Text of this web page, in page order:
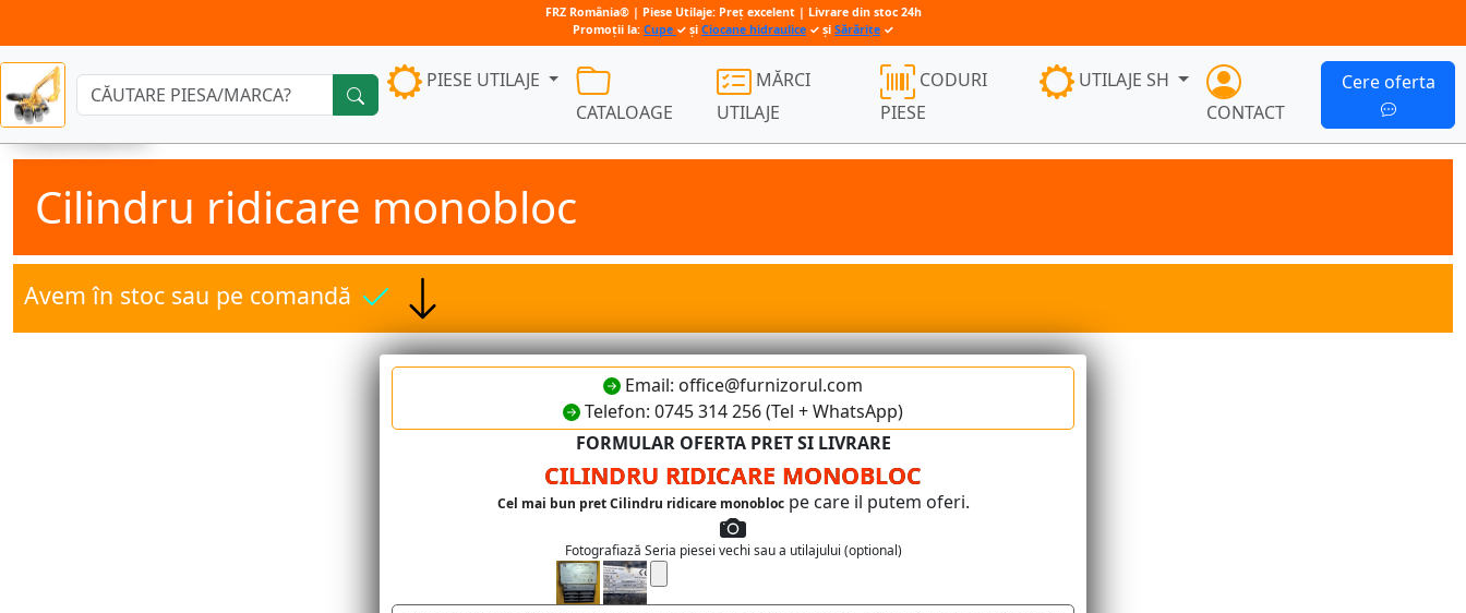
Căutare:
Cilindru ridicare monobloc
Avem în stoc sau pe comandă
Email: office@furnizorul.com
Telefon: 0745 314 256 (Tel + WhatsApp)
FORMULAR OFERTA PRET SI LIVRARE
CILINDRU RIDICARE MONOBLOC
Cel mai bun pret Cilindru ridicare monoblocpe care il putem oferi.
Fotografiază Seria piesei vechi sau a utilajului (optional)
FRZ România® | Piese Utilaje: Preț excelent | Livrare din stoc 24h
Promoții la: Cupe ✓ și Ciocane hidraulice ✓ și Sărărițe ✓
PIESE UTILAJE
CATALOAGE
MĂRCI
UTILAJE
CODURI
PIESE
UTILAJE SH
CONTACT
Cere oferta